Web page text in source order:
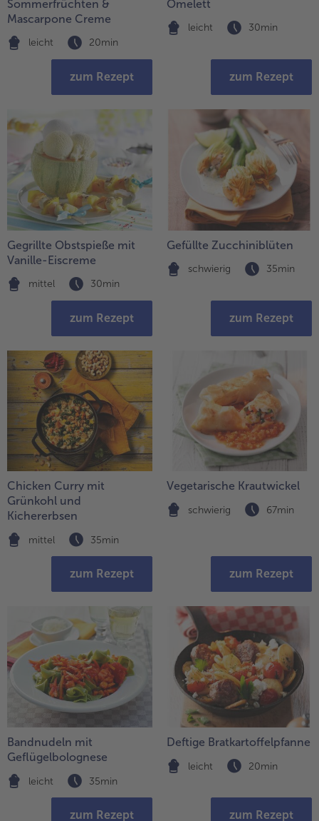
Sommerfrüchten &
Mascarpone Creme
leicht 20min
zum Rezept
Omelett
leicht 30min
zum Rezept
Gegrillte Obstspieße mit
Vanille-Eiscreme
mittel 30min
zum Rezept
Gefüllte Zucchiniblüten
schwierig 35min
zum Rezept
Chicken Curry mit
Grünkohl und
Kichererbsen
mittel 35min
zum Rezept
Vegetarische Krautwickel
schwierig 67min
zum Rezept
Bandnudeln mit
Geflügelbolognese
leicht 35min
zum Rezept
Deftige Bratkartoffelpfanne
leicht 20min
zum Rezept